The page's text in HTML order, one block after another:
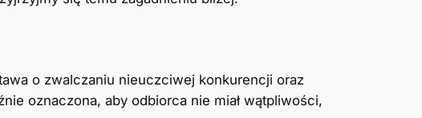
o zwalczaniu nieuczciwej konkurencji oraz
oznaczona, aby odbiorca nie miał wątpliwości,